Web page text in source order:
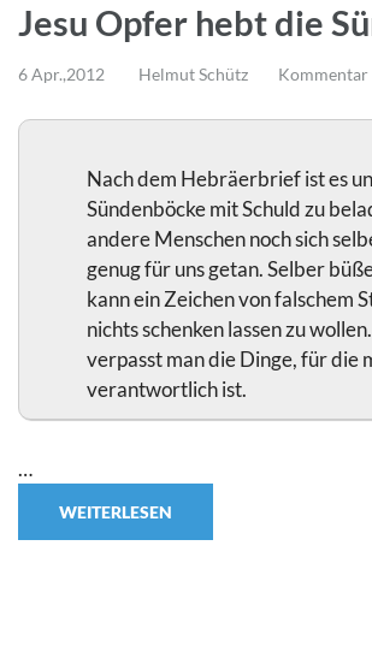
Jesu Opfer hebt die
6 Apr.,2012 Helmut Schütz Kommentar
Nach dem Hebräerbrief ist es
Sündenböcke mit Schuld zu
andere Menschen noch sich
genug für uns getan. Selber
kann ein Zeichen von falschem
nichts schenken lassen zu
verpasst man die Dinge, für die
verantwortlich ist.
…
WEITERLESEN